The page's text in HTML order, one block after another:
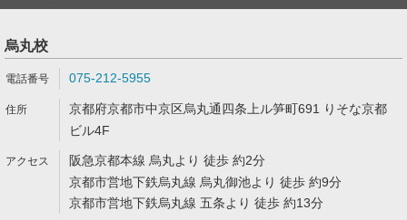
烏丸校
075-212-5955
京都府京都市中京区烏丸通四条上ル笋町691 りそな京都
ビル4F
阪急京都本線 烏丸より 徒歩 約2分
京都市営地下鉄烏丸線 烏丸御池より 徒歩 約9分
京都市営地下鉄烏丸線 五条より 徒歩 約13分